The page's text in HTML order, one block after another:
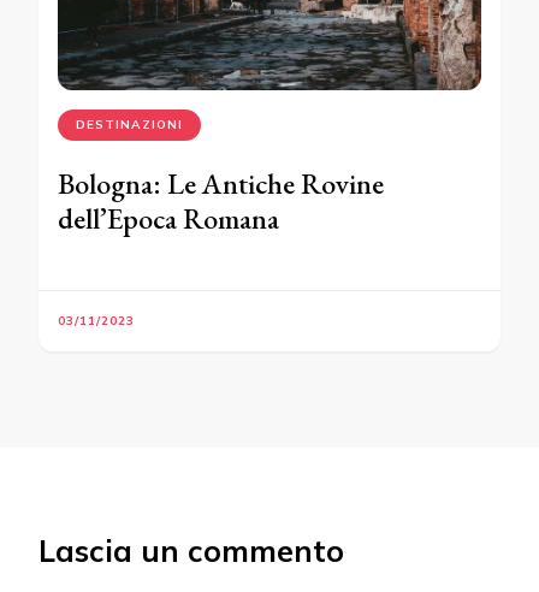
DESTINAZIONI
Bologna: Le Antiche Rovine
dell’Epoca Romana
03/11/2023
Lascia un commento